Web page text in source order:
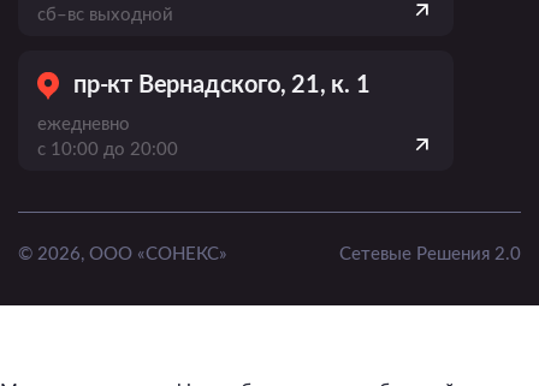
сб–вс выходной
пр-кт Вернадского, 21, к. 1
ежедневно
с 10:00 до 20:00
© 2026, ООО «СОНЕКС» Сетевые Решения 2.0